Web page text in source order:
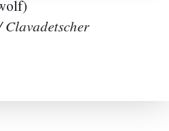
Clavadetscher